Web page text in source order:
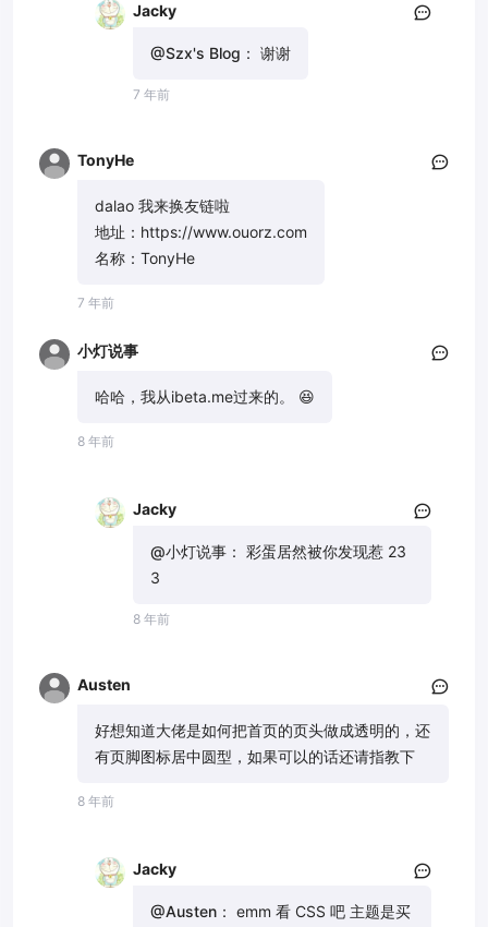
Jacky
@Szx's Blog： 谢谢
7 年前
TonyHe
dalao 我来换友链啦
地址：https://www.ouorz.com
名称：TonyHe
7 年前
小灯说事
哈哈，我从ibeta.me过来的。 😆
8 年前
Jacky
@小灯说事： 彩蛋居然被你发现惹 23
3
8 年前
Austen
好想知道大佬是如何把首页的页头做成透明的，还
有页脚图标居中圆型，如果可以的话还请指教下
8 年前
Jacky
@Austen： emm 看 CSS 吧 主题是买